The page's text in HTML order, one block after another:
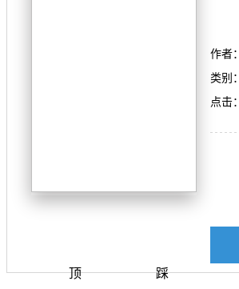
顶 踩
作者：
类别：
点击：